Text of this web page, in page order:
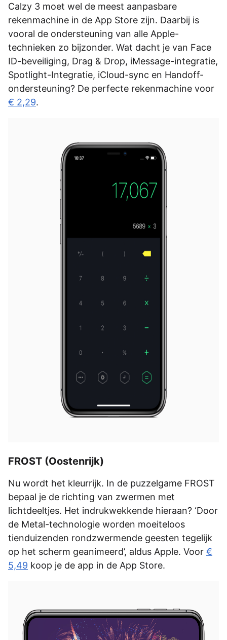
Calzy 3 moet wel de meest aanpasbare
rekenmachine in de App Store zijn. Daarbij is
vooral de ondersteuning van alle Apple-
technieken zo bijzonder. Wat dacht je van Face
ID-beveiliging, Drag & Drop, iMessage-integratie,
Spotlight-Integratie, iCloud-sync en Handoff-
ondersteuning? De perfecte rekenmachine voor
€ 2,29.
FROST (Oostenrijk)
Nu wordt het kleurrijk. In de puzzelgame FROST
bepaal je de richting van zwermen met
lichtdeeltjes. Het indrukwekkende hieraan? ‘Door
de Metal-technologie worden moeiteloos
tienduizenden rondzwermende geesten tegelijk
op het scherm geanimeerd’, aldus Apple. Voor €
5,49 koop je de app in de App Store.